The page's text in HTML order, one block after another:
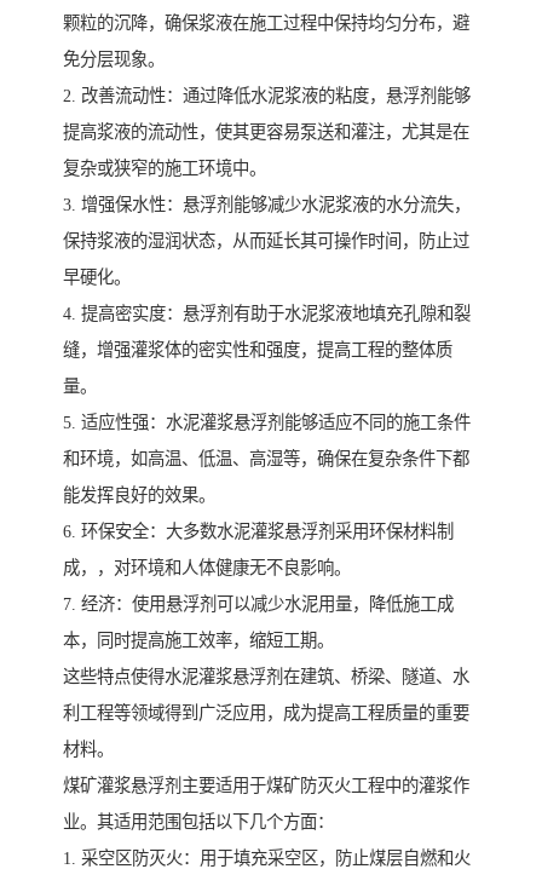
颗粒的沉降，确保浆液在施工过程中保持均匀分布，避
免分层现象。
2. 改善流动性：通过降低水泥浆液的粘度，悬浮剂能够
提高浆液的流动性，使其更容易泵送和灌注，尤其是在
复杂或狭窄的施工环境中。
3. 增强保水性：悬浮剂能够减少水泥浆液的水分流失，
保持浆液的湿润状态，从而延长其可操作时间，防止过
早硬化。
4. 提高密实度：悬浮剂有助于水泥浆液地填充孔隙和裂
缝，增强灌浆体的密实性和强度，提高工程的整体质
量。
5. 适应性强：水泥灌浆悬浮剂能够适应不同的施工条件
和环境，如高温、低温、高湿等，确保在复杂条件下都
能发挥良好的效果。
6. 环保安全：大多数水泥灌浆悬浮剂采用环保材料制
成，，对环境和人体健康无不良影响。
7. 经济：使用悬浮剂可以减少水泥用量，降低施工成
本，同时提高施工效率，缩短工期。
这些特点使得水泥灌浆悬浮剂在建筑、桥梁、隧道、水
利工程等领域得到广泛应用，成为提高工程质量的重要
材料。
煤矿灌浆悬浮剂主要适用于煤矿防灭火工程中的灌浆作
业。其适用范围包括以下几个方面：
1. 采空区防灭火：用于填充采空区，防止煤层自燃和火